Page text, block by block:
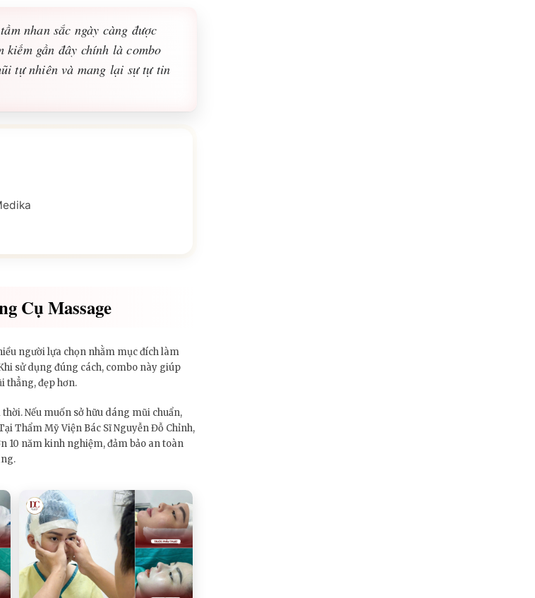
nhan sắc ngày càng được
gần đây chính là combo
tự nhiên và mang lại sự tự tin
Cụ Massage
người lựa chọn nhằm mục đích làm
sử dụng đúng cách, combo này giúp
thẳng, đẹp hơn.
Nếu muốn sở hữu dáng mũi chuẩn,
Thẩm Mỹ Viện Bác Sĩ Nguyễn Đỗ Chỉnh,
10 năm kinh nghiệm, đảm bảo an toàn